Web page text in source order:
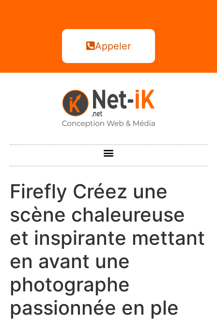
Appeler
Firefly Créez une
scène chaleureuse
et inspirante mettant
en avant une
photographe
passionnée en ple